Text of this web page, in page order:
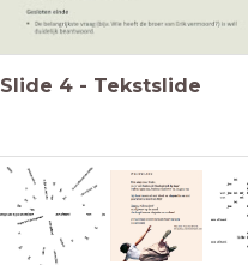
Slide 4 - Tekstslide